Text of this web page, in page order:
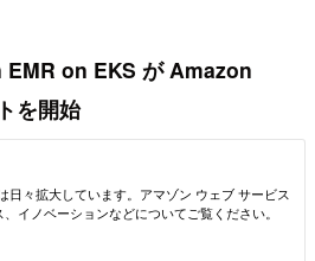
on EKS が Amazon
を開始